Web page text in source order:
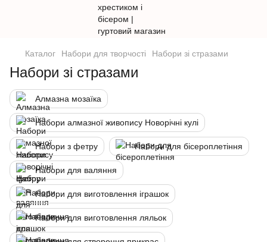
Каталог Набори для творчості Набори зі стразами
Набори зі стразами
Алмазна мозаїка
Набори алмазної живопису Новорічні кулі
Набори з фетру Набори для бісероплетіння
Набори для валяння
Набори для виготовлення іграшок
Набори для виготовлення ляльок